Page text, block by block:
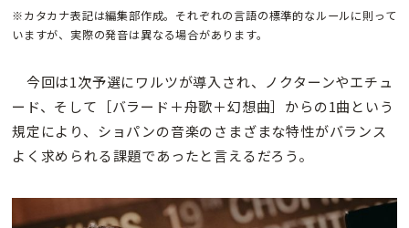
※カタカナ表記は編集部作成。それぞれの言語の標準的なルールに則って
いますが、実際の発音は異なる場合があります。
今回は1次予選にワルツが導入され、ノクターンやエチュ
ード、そして［バラード＋舟歌＋幻想曲］からの1曲という
規定により、ショパンの音楽のさまざまな特性がバランス
よく求められる課題であったと言えるだろう。